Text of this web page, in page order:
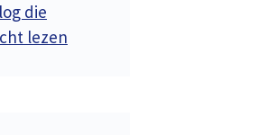
die
lezen